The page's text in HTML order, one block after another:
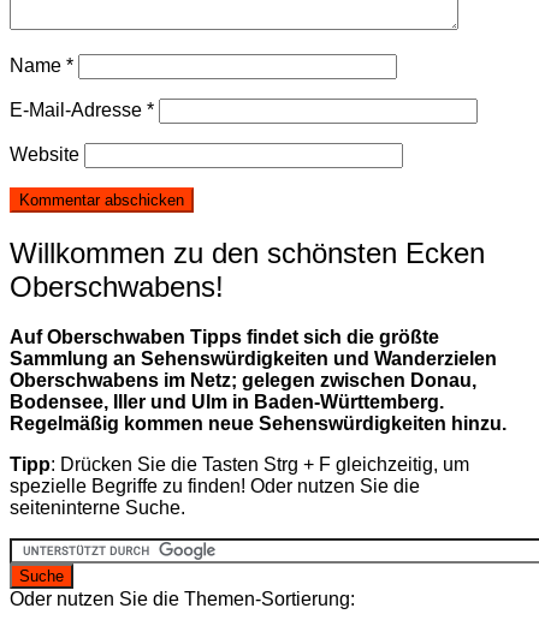
Name *
E-Mail-Adresse *
Website
Willkommen zu den schönsten Ecken
Oberschwabens!
Auf Oberschwaben Tipps findet sich die größte
Sammlung an Sehenswürdigkeiten und Wanderzielen
Oberschwabens im Netz; gelegen zwischen Donau,
Bodensee, Iller und Ulm in Baden-Württemberg.
Regelmäßig kommen neue Sehenswürdigkeiten hinzu.
Tipp: Drücken Sie die Tasten Strg + F gleichzeitig, um
spezielle Begriffe zu finden! Oder nutzen Sie die
seiteninterne Suche.
Oder nutzen Sie die Themen-Sortierung: